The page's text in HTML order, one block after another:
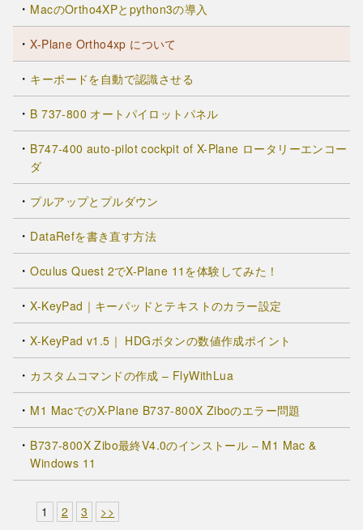
MacのOrtho4XPとpython3の導入
X-Plane Ortho4xp について
キーボードを自動で認識させる
B 737-800 オートパイロットパネル
B747-400 auto-pilot cockpit of X-Plane ロータリーエンコー
ダ
プルアップとプルダウン
DataRefを書き直す方法
Oculus Quest 2でX-Plane 11を体験してみた！
X-KeyPad｜キーパッドとテキストのカラー設定
X-KeyPad v1.5｜ HDGボタンの数値作成ポイント
カスタムコマンドの作成 – FlyWithLua
M1 MacでのX-Plane B737-800X Ziboのエラー問題
B737-800X Zibo最終V4.0のインストール – M1 Mac &
Windows 11
1 2 3 >>